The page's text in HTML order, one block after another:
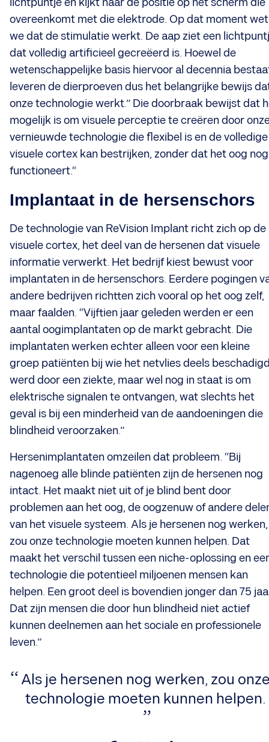
lichtpuntje en kijkt naar de positie op het scherm die
overeenkomt met die elektrode. Op dat moment
we dat de stimulatie werkt. De aap ziet een
dat volledig artificieel gecreëerd is. Hoewel de
wetenschappelijke basis hiervoor al decennia
leveren de dierproeven dus het belangrijke bewijs
onze technologie werkt.” Die doorbraak bewijst dat
mogelijk is om visuele perceptie te creëren ​door
vernieuwde technologie die flexibel is en de volledige
visuele cortex kan bestrijken, zonder dat het oog nog
functioneert.“
Implantaat in de hersenschors
De technologie van ReVision Implant richt zich op de
visuele cortex, het deel van de hersenen dat visuele
informatie verwerkt. Het bedrijf kiest bewust voor
implantaten in de hersenschors. Eerdere pogingen
andere bedrijven richtten zich vooral op het oog zelf,
maar faalden. “Vijftien jaar geleden werden er een
aantal oogimplantaten op de markt gebracht. Die
implantaten werken echter alleen voor een kleine
groep patiënten bij wie het netvlies deels
werd door een ziekte, maar wel nog in staat is om
elektrische signalen te ontvangen, wat slechts het
geval is bij een minderheid van de aandoeningen die
blindheid veroorzaken.”
Hersenimplantaten omzeilen dat probleem. “Bij
nagenoeg alle blinde patiënten zijn de hersenen nog
intact. Het maakt niet uit of je blind bent door
problemen aan het oog, de oogzenuw of andere
van het visuele systeem. Als je hersenen nog werken,
zou onze technologie moeten kunnen helpen. Dat
maakt het verschil tussen een niche-oplossing en
technologie die potentieel miljoenen mensen kan
helpen. Een groot deel is bovendien jonger dan 75
Dat zijn mensen die door hun blindheid niet actief
kunnen deelnemen aan het sociale en professionele
leven.”
​Als je hersenen nog werken, zou
technologie moeten kunnen helpen.